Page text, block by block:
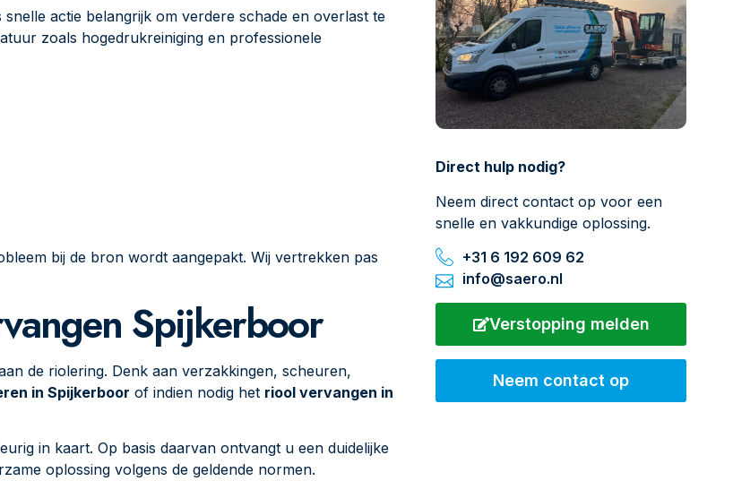
snelle actie belangrijk om verdere schade en overlast te
zoals hogedrukreiniging en professionele
bij de bron wordt aangepakt. Wij vertrekken pas
Spijkerboor
de riolering. Denk aan verzakkingen, scheuren,
in Spijkerboor of indien nodig het riool vervangen in
in kaart. Op basis daarvan ontvangt u een duidelijke
oplossing volgens de geldende normen.
Direct hulp nodig?
Neem direct contact op voor een
snelle en vakkundige oplossing.
+31 6 192 609 62
info@saero.nl
Verstopping melden
Neem contact op